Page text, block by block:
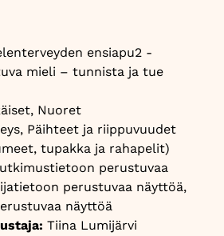
ensiapu2 -
mieli – tunnista ja tue
Nuoret
Päihteet ja riippuvuudet
tupakka ja rahapelit)
perustuvaa
perustuvaa näyttöä,
näyttöä
Tiina Lumijärvi